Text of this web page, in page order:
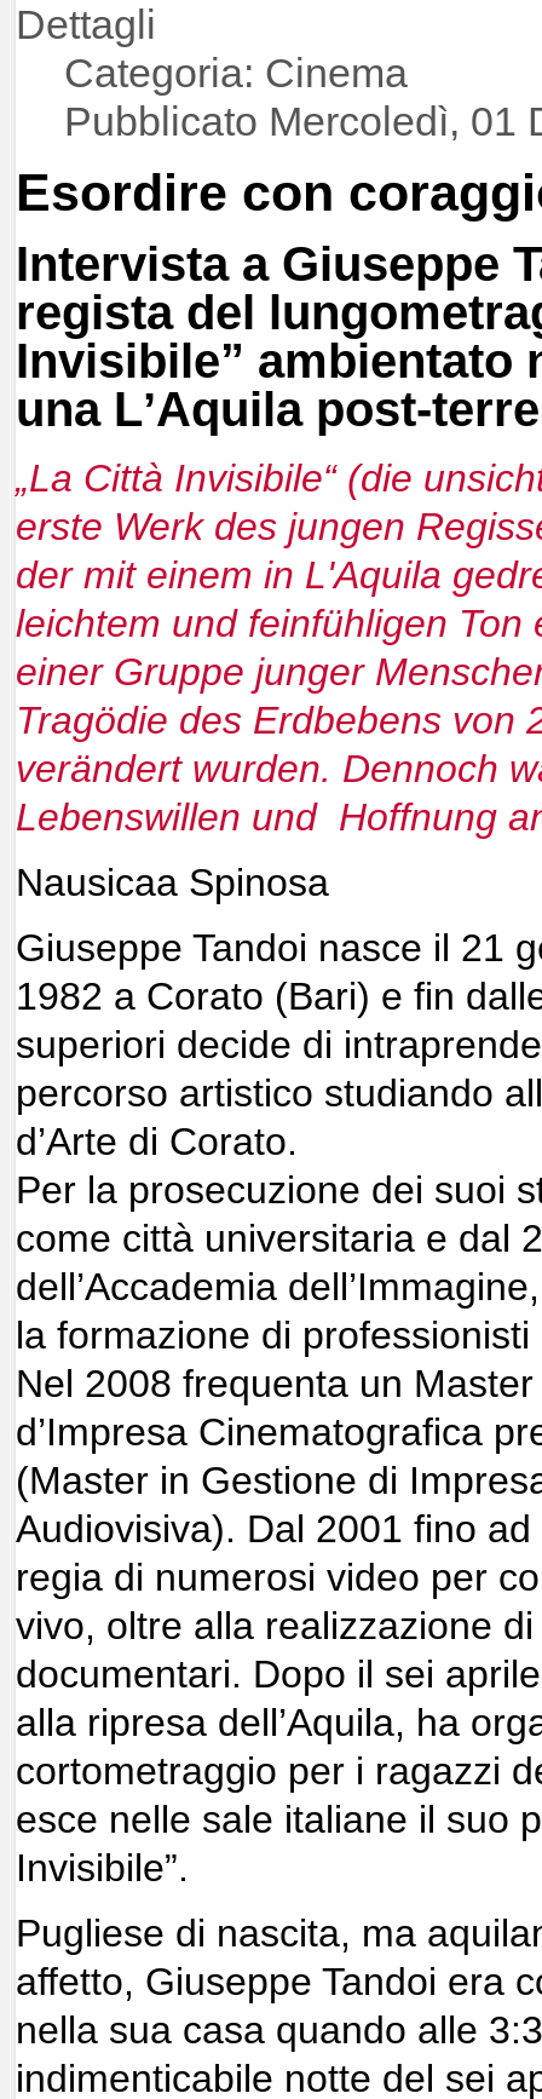
Dettagli
Categoria: Cinema
Pubblicato Mercoledì, 01
Esordire con
Intervista a Giuseppe
regista del
Invisibile” ambientato
una LʼAquila post-
„La Città Invisibile“ (die
erste Werk des jungen
der mit einem in L'Aquila
leichtem und feinfühligen Ton
einer Gruppe junger
Tragödie des Erdbebens von
verändert wurden. Dennoch
Lebenswillen und Hoffnung
Nausicaa Spinosa
Giuseppe Tandoi nasce il 21
1982 a Corato (Bari) e fin
superiori decide di
percorso artistico studiando
d’Arte di Corato.
Per la prosecuzione dei suoi
come città universitaria e dal
dell’Accademia
la formazione di
Nel 2008 frequenta un
d’Impresa Cinematografica
(Master in Gestione di
Audiovisiva). Dal 2001 fino
regia di numerosi video per
vivo, oltre alla realizzazione
documentari. Dopo il sei
alla ripresa dell’Aquila, ha
cortometraggio per i ragazzi
esce nelle sale italiane il suo
Invisibile”.
Pugliese di nascita, ma
affetto, Giuseppe Tandoi era
nella sua casa quando alle
indimenticabile notte del sei